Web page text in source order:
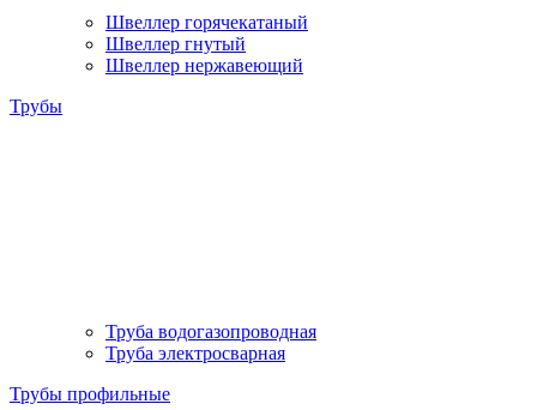
Швеллер горячекатаный
Швеллер гнутый
Швеллер нержавеющий
Трубы
Труба водогазопроводная
Труба электросварная
Трубы профильные